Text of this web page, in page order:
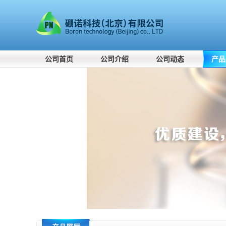
公司首页 公司介绍 公司动态 产